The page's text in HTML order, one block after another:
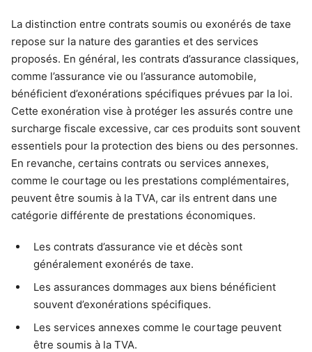
La distinction entre contrats soumis ou exonérés de taxe
repose sur la nature des garanties et des services
proposés. En général, les contrats d’assurance classiques,
comme l’assurance vie ou l’assurance automobile,
bénéficient d’exonérations spécifiques prévues par la loi.
Cette exonération vise à protéger les assurés contre une
surcharge fiscale excessive, car ces produits sont souvent
essentiels pour la protection des biens ou des personnes.
En revanche, certains contrats ou services annexes,
comme le courtage ou les prestations complémentaires,
peuvent être soumis à la TVA, car ils entrent dans une
catégorie différente de prestations économiques.
Les contrats d’assurance vie et décès sont
généralement exonérés de taxe.
Les assurances dommages aux biens bénéficient
souvent d’exonérations spécifiques.
Les services annexes comme le courtage peuvent
être soumis à la TVA.